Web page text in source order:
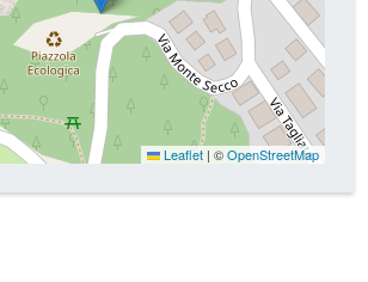
Leaflet | ©OpenStreetMap